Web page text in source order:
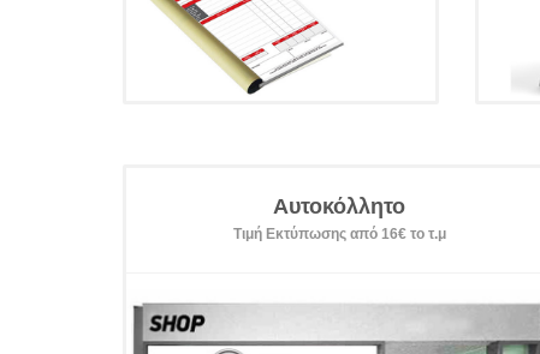
Αυτοκόλλητο
Τιμή Εκτύπωσης από 16€ το τ.μ